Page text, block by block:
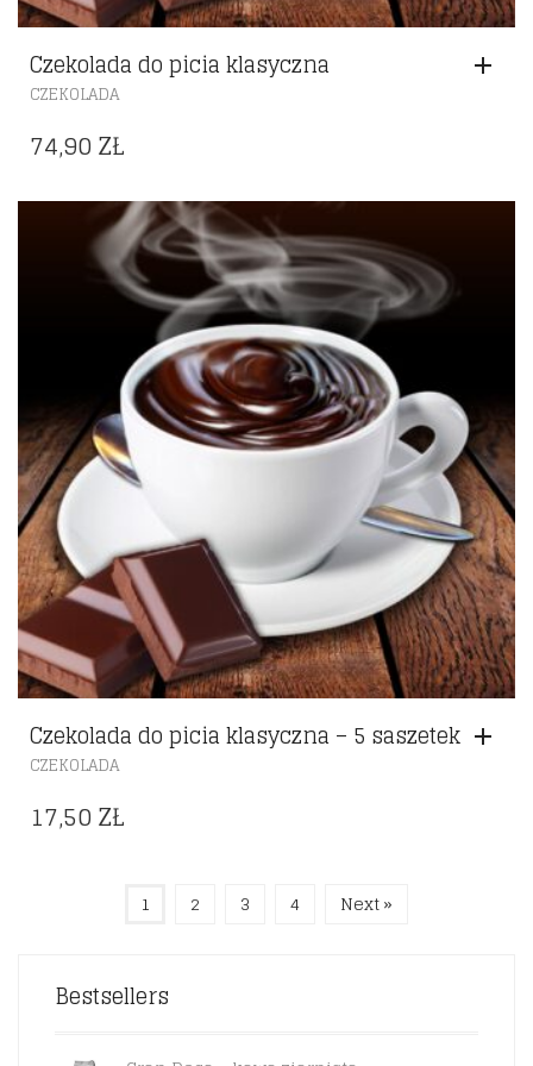
Czekolada do picia klasyczna
CZEKOLADA
74,90ZŁ
Czekolada do picia klasyczna – 5 saszetek
CZEKOLADA
17,50ZŁ
1 2 3 4 Next »
Bestsellers